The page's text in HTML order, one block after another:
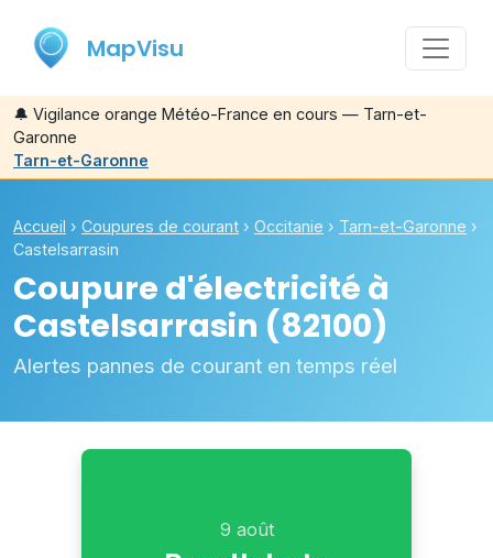
MapVisu
🔔 Vigilance orange Météo-France en cours — Tarn-et-
Garonne
Tarn-et-Garonne
Accueil › Coupures de courant › Occitanie › Tarn-et-Garonne ›
Castelsarrasin
Coupure d'électricité à
Castelsarrasin (82100)
Alertes pannes de courant en temps réel
9 août